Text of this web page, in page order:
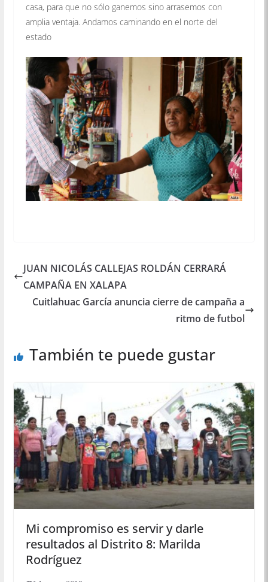
casa, para que no sólo ganemos sino arrasemos con
amplia ventaja. Andamos caminando en el norte del
estado
JUAN NICOLÁS CALLEJAS ROLDÁN CERRARÁ
CAMPAÑA EN XALAPA
Cuitlahuac García anuncia cierre de campaña a
ritmo de futbol
También te puede gustar
Mi compromiso es servir y darle
resultados al Distrito 8: Marilda
Rodríguez